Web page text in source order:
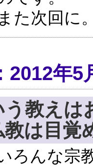
た次回
2012年5
う教えは
は目覚
ろんな宗